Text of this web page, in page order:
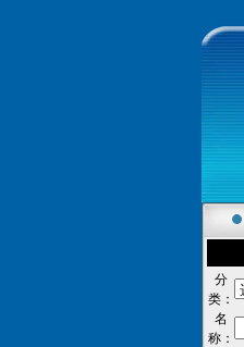
分
类：
名
称：